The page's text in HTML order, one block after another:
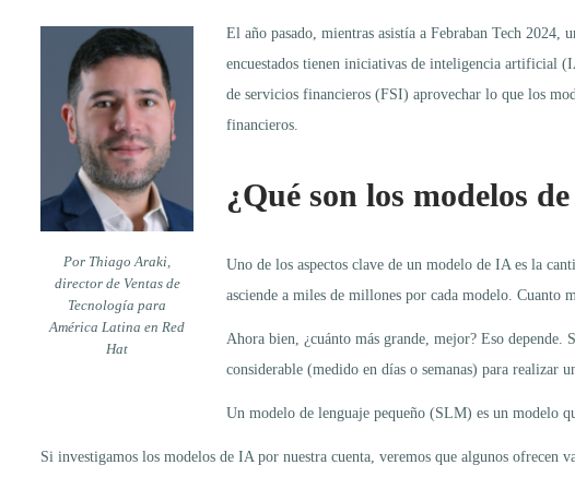
Por Thiago Araki,
director de Ventas de
Tecnología para
América Latina en Red
Hat
El año pasado, mientras asistía a Febraban Tech
encuestados tienen iniciativas de inteligencia artificial
de servicios financieros (FSI) aprovechar lo que los
financieros.
¿Qué son los modelos
Uno de los aspectos clave de un modelo de IA es la
asciende a miles de millones por cada modelo. Cuanto
Ahora bien, ¿cuánto más grande, mejor? Eso
considerable (medido en días o semanas) para realizar
Un modelo de lenguaje pequeño (SLM) es un modelo
Si investigamos los modelos de IA por nuestra cuenta, veremos que algunos ofrecen